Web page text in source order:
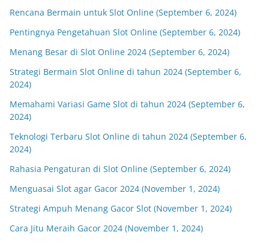
Rencana Bermain untuk Slot Online (September 6, 2024)
Pentingnya Pengetahuan Slot Online (September 6, 2024)
Menang Besar di Slot Online 2024 (September 6, 2024)
Strategi Bermain Slot Online di tahun 2024 (September 6,
2024)
Memahami Variasi Game Slot di tahun 2024 (September 6,
2024)
Teknologi Terbaru Slot Online di tahun 2024 (September 6,
2024)
Rahasia Pengaturan di Slot Online (September 6, 2024)
Menguasai Slot agar Gacor 2024 (November 1, 2024)
Strategi Ampuh Menang Gacor Slot (November 1, 2024)
Cara Jitu Meraih Gacor 2024 (November 1, 2024)